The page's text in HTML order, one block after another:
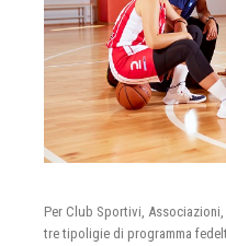
Per Club Sportivi, Associazioni,
tre tipoligie di programma